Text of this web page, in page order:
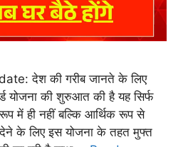
देश की गरीब जानते के लिए
योजना की शुरुआत की है यह सिर्फ
में ही नहीं बल्कि आर्थिक रूप से
देने के लिए इस योजना के तहत मुफ्त